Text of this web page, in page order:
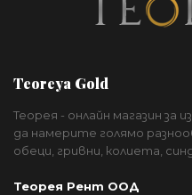
Teoreya Gold
Теорея - онлайн магазин за
да намерите голямо
обеци, гривни, колиета,
Теорея Рент ООД